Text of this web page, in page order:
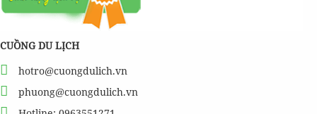
CUỒNG DU LỊCH
hotro@cuongdulich.vn
phuong@cuongdulich.vn